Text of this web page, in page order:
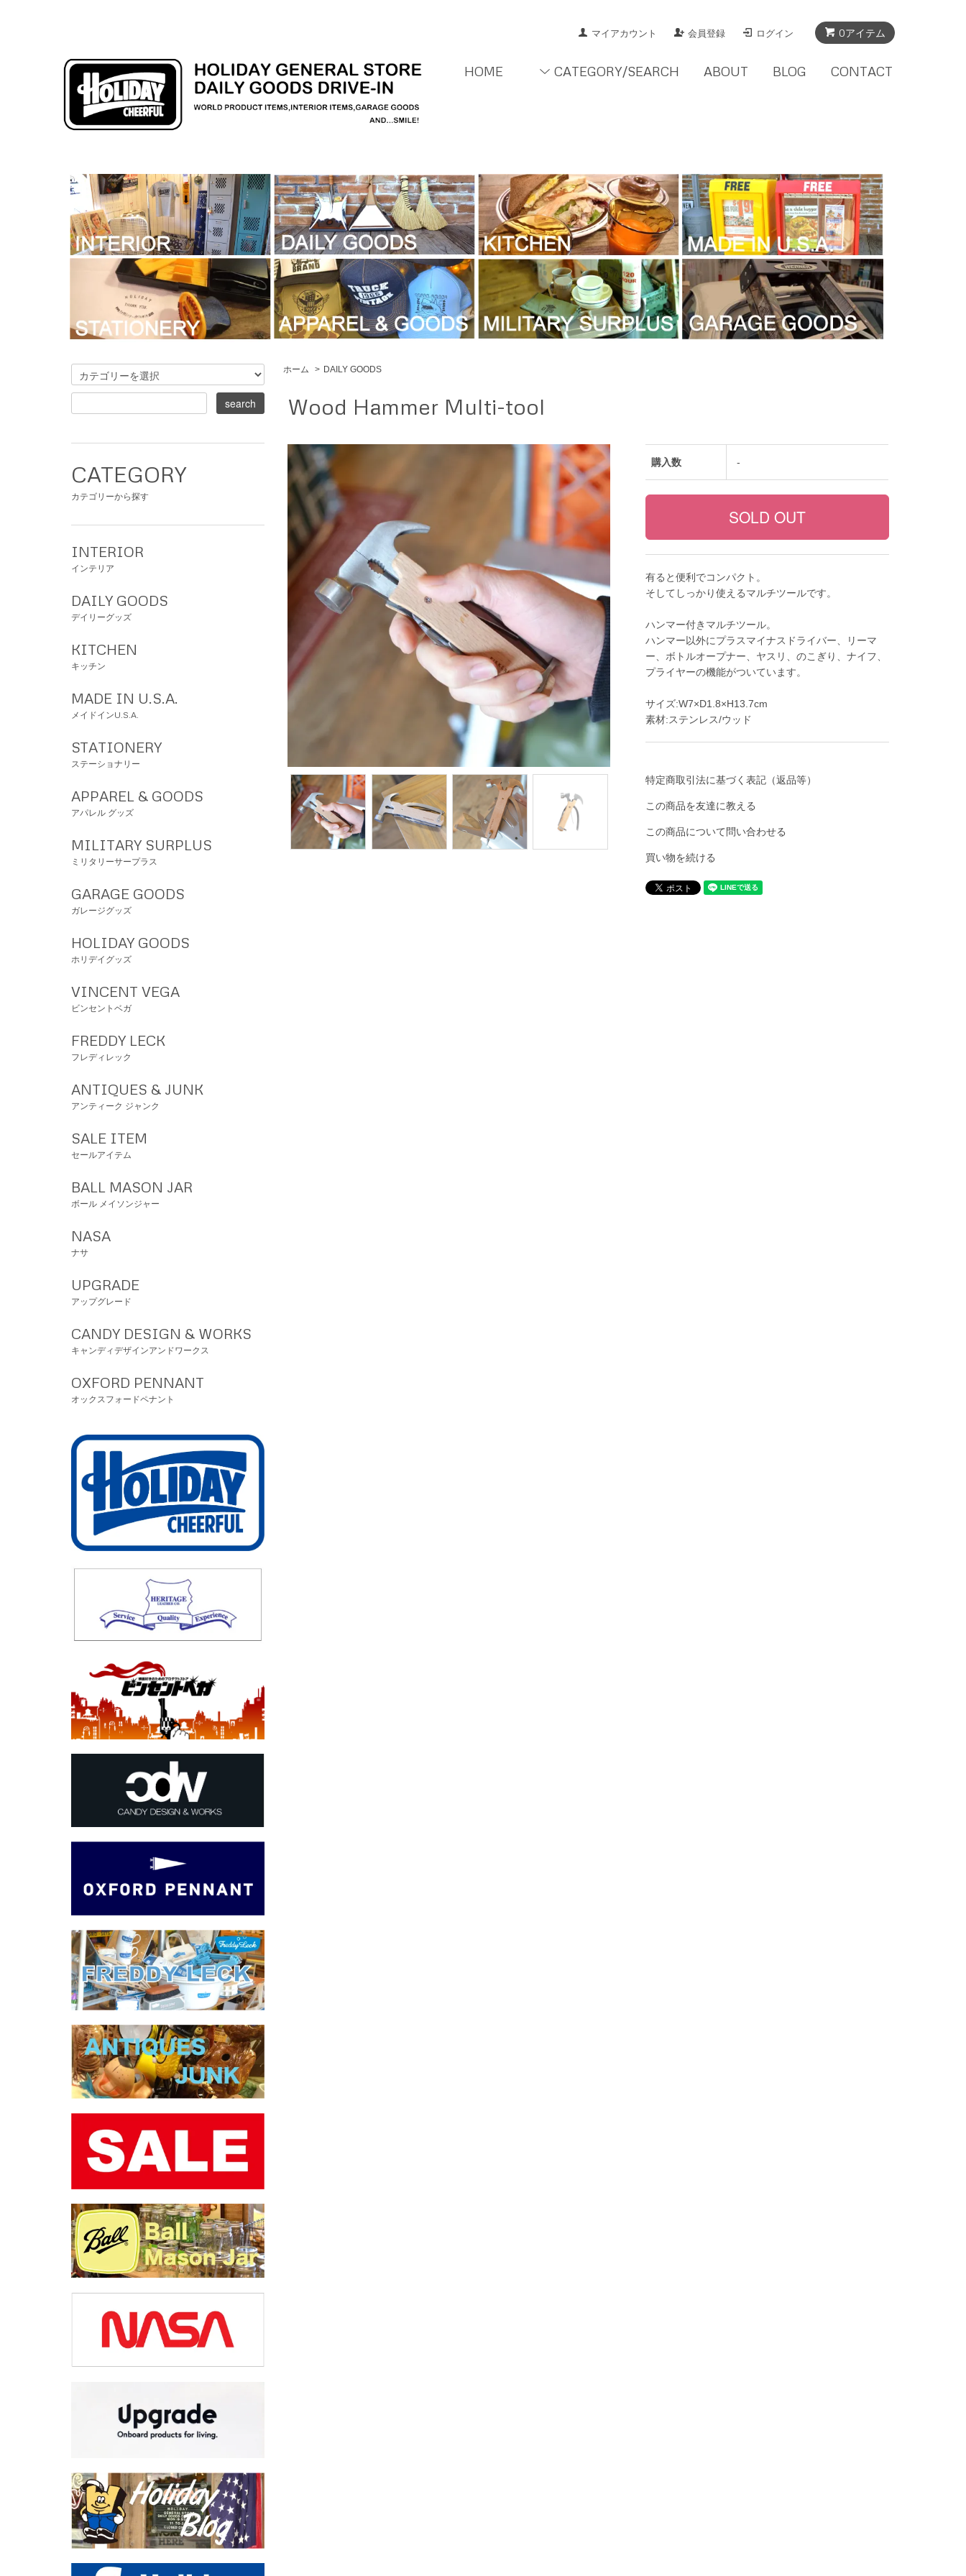
0アイテム
マイアカウント 会員登録 ログイン
HOME CATEGORY/SEARCH ABOUT BLOG CONTACT
ホーム > DAILY GOODS
Wood Hammer Multi-tool
購入数 -
有ると便利でコンパクト。
そしてしっかり使えるマルチツールです。
ハンマー付きマルチツール。
ハンマー以外にプラスマイナスドライバー、リーマ
ー、ボトルオープナー、ヤスリ、のこぎり、ナイフ、
プライヤーの機能がついています。
サイズ:W7×D1.8×H13.7cm
素材:ステンレス/ウッド
特定商取引法に基づく表記（返品等）
この商品を友達に教える
この商品について問い合わせる
買い物を続ける
CATEGORY
カテゴリーから探す
INTERIOR
インテリア
DAILY GOODS
デイリーグッズ
KITCHEN
キッチン
MADE IN U.S.A.
メイドインU.S.A.
STATIONERY
ステーショナリー
APPAREL & GOODS
アパレル グッズ
MILITARY SURPLUS
ミリタリーサープラス
GARAGE GOODS
ガレージグッズ
HOLIDAY GOODS
ホリデイグッズ
VINCENT VEGA
ビンセントベガ
FREDDY LECK
フレディレック
ANTIQUES & JUNK
アンティーク ジャンク
SALE ITEM
セールアイテム
BALL MASON JAR
ボール メイソンジャー
NASA
ナサ
UPGRADE
アップグレード
CANDY DESIGN & WORKS
キャンディデザインアンドワークス
OXFORD PENNANT
オックスフォードペナント